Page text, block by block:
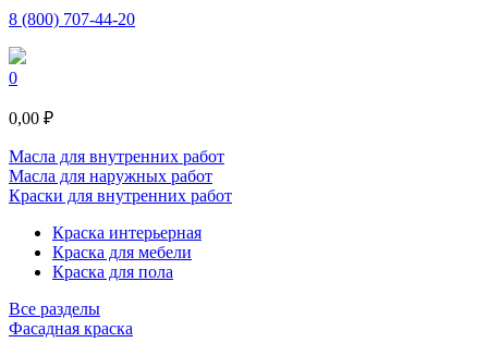
8 (800) 707-44-20
0
0,00 ₽
Масла для внутренних работ
Масла для наружных работ
Краски для внутренних работ
Краска интерьерная
Краска для мебели
Краска для пола
Все разделы
Фасадная краска